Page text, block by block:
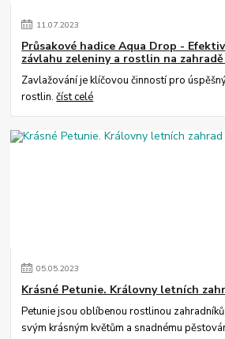
11.07.2023
Průsakové hadice Aqua Drop -
závlahu zeleniny a rostlin na zahradě
Zavlažování je klíčovou činností pro
rostlin.číst celé
05.05.2023
Krásné Petunie. Královny letních
Petunie jsou oblíbenou rostlinou
svým krásným květům a snadnému